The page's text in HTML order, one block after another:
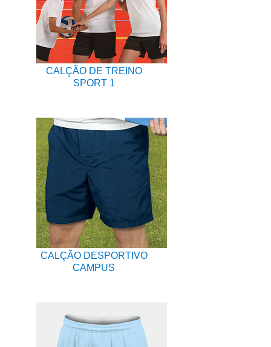
CALÇÃO DE TREINO
SPORT 1
CALÇÃO DESPORTIVO
CAMPUS